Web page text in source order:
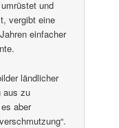
und
vergibt eine
einfacher
ländlicher
aus zu
aber